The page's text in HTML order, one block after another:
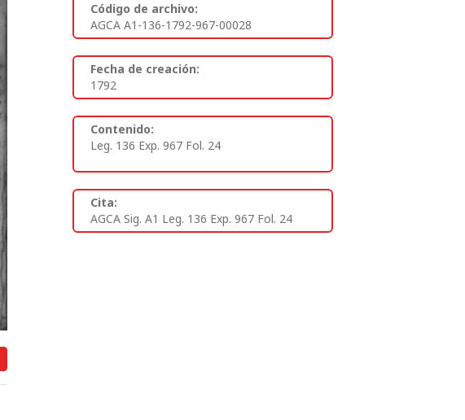
Código de archivo:
AGCA A1-136-1792-967-00028
Fecha de creación:
1792
Contenido:
Leg. 136 Exp. 967 Fol. 24
Cita:
AGCA Sig. A1 Leg. 136 Exp. 967 Fol. 24